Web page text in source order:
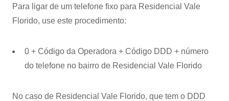
Para ligar de um telefone fixo para Residencial Vale
Florido, use este procedimento:
0 + Código da Operadora + Código DDD + número
do telefone no bairro de Residencial Vale Florido
No caso de Residencial Vale Florido, que tem o DDD